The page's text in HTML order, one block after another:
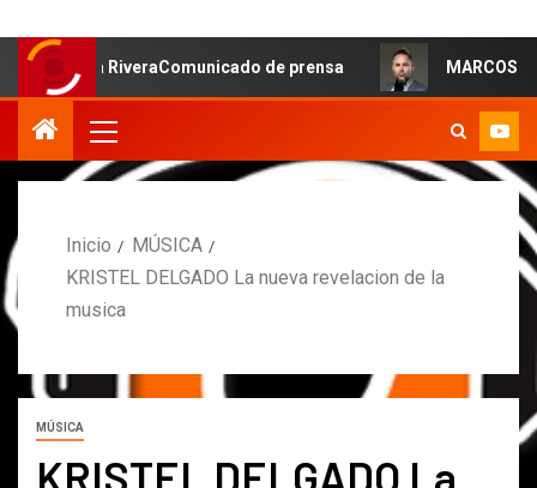
de prensa MARCOS PETRO ACLARA
Inicio
MÚSICA
KRISTEL DELGADO La nueva revelacion de la
musica
MÚSICA
KRISTEL DELGADO La